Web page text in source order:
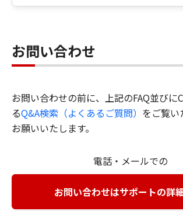
お問い合わせ
お問い合わせの前に、上記のFAQ並びに
るQ&A検索（よくあるご質問） をご覧い
お願いいたします。
電話・メールでの
お問い合わせはサポートの詳